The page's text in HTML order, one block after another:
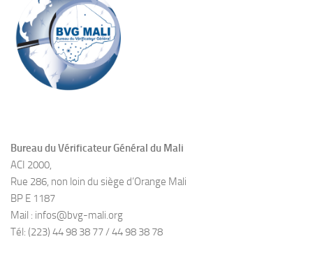
Bureau du Vérificateur Général du Mali
ACI 2000,
Rue 286, non loin du siège d’Orange Mali
BP E 1187
Mail : infos@bvg-mali.org
Tél: (223) 44 98 38 77 / 44 98 38 78